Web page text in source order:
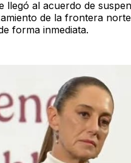
llegó al acuerdo de
de la frontera
forma inmediata.